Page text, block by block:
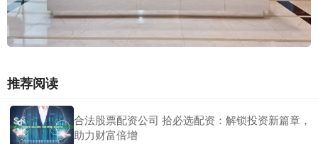
推荐阅读
合法股票配资公司 拾必选配资：解锁投资新篇章，
助力财富倍增